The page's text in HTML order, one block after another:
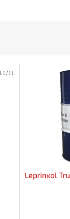
1L
Leprinxol